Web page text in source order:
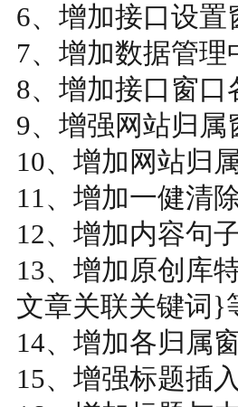
6、增加接口设
7、增加数据管
8、增加接口窗口
9、增强网站归
10、增加网站归
11、增加一健清
12、增加内容句
13、增加原创库
文章关联关键词}
14、增加各归属
15、增强标题插